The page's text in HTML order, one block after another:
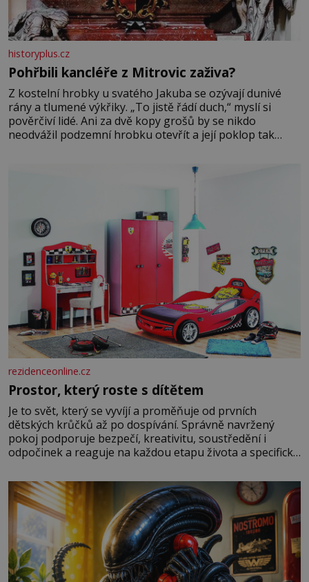
historyplus.cz
Pohřbili kancléře z Mitrovic zaživa?
Z kostelní hrobky u svatého Jakuba se ozývají dunivé
rány a tlumené výkřiky. „To jistě řádí duch,“ myslí si
pověrčiví lidé. Ani za dvě kopy grošů by se nikdo
neodvážil podzemní hrobku otevřít a její poklop tak
rezidenceonline.cz
Prostor, který roste s dítětem
Je to svět, který se vyvíjí a proměňuje od prvních
dětských krůčků až po dospívání. Správně navržený
pokoj podporuje bezpečí, kreativitu, soustředění i
odpočinek a reaguje na každou etapu života a specifické
měkkost a bezpečí, proto by pokoj miminka měl působit
především klidně a útulně. Předškolní věk je